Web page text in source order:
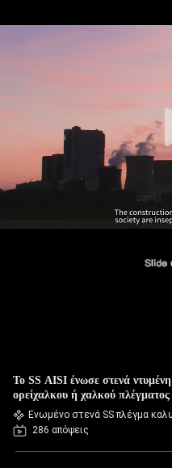
Το SS AISI ένωσε στενά ντυμένη
ορείχαλκου ή χαλκού
Ενωμένο στενά SS πλέγμα
286 απόψεις